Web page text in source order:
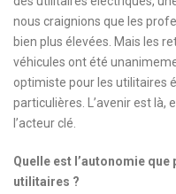
nous craignions que les
bien plus élevées. Mais les
véhicules ont été
optimiste pour les utilitaires
particulières. L’avenir est là,
l’acteur clé.
Quelle est l’autonomie
utilitaires ?